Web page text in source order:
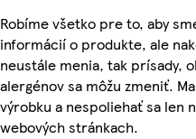
Robíme všetko pre to, aby
informácií o produkte, ale
neustále menia, tak prísady,
alergénov sa môžu zmeniť.
výrobku a nespoliehať sa len
webových stránkach.